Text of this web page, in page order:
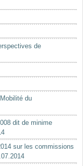
de
du
dit de minime
sur les commissions